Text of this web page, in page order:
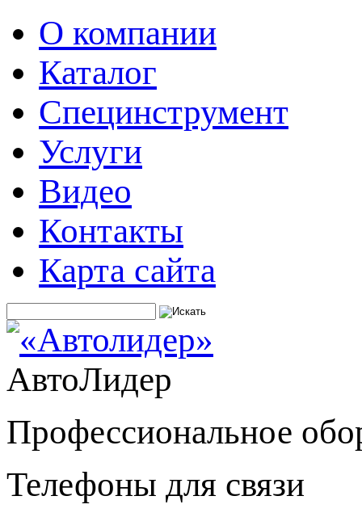
О компании
Каталог
Специнструмент
Услуги
Видео
Контакты
Карта сайта
АвтоЛидер
Профессиональное
Телефоны для связи